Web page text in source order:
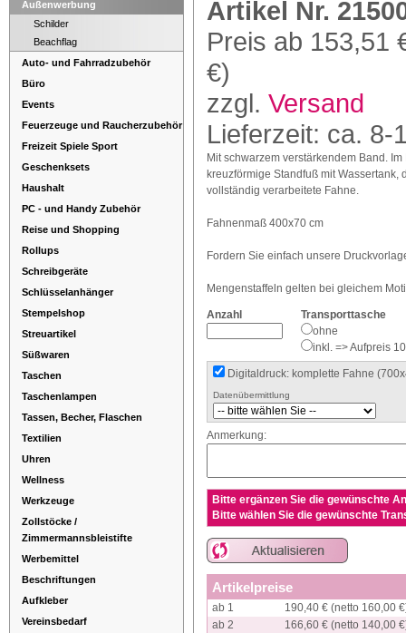
Außenwerbung
Schilder
Beachflag
Auto- und Fahrradzubehör
Büro
Events
Feuerzeuge und Raucherzubehör
Freizeit Spiele Sport
Geschenksets
Haushalt
PC - und Handy Zubehör
Reise und Shopping
Rollups
Schreibgeräte
Schlüsselanhänger
Stempelshop
Streuartikel
Süßwaren
Taschen
Taschenlampen
Tassen, Becher, Flaschen
Textilien
Uhren
Wellness
Werkzeuge
Zollstöcke /
Zimmermannsbleistifte
Werbemittel
Beschriftungen
Aufkleber
Vereinsbedarf
Artikel Nr.
Preis ab 153,51
€)
zzgl. Versand
Lieferzeit: ca. 8-
Mit schwarzem verstärkendem Band.
kreuzförmige Standfuß mit
vollständig verarbeitete Fahne.
Fahnenmaß 400x70 cm
Fordern Sie einfach unsere
Mengenstaffeln gelten bei gleichem
Anzahl
Transporttasche
ohne
inkl. => Aufpreis
Digitaldruck: komplette Fahne
Datenübermittlung
Anmerkung:
Bitte ergänzen Sie die gewünschte
Bitte wählen Sie die gewünschte
Artikelpreise
ab 1
190,40 € (netto 160,00
ab 2
166,60 € (netto 140,00